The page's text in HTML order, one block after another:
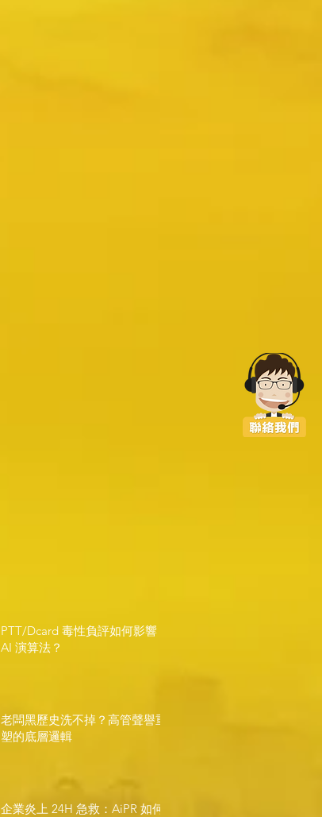
PTT/Dcard 毒性負評如何影響
AI 演算法？
老闆黑歷史洗不掉？高管聲譽重
塑的底層邏輯
企業炎上 24H 急救：AiPR 如何